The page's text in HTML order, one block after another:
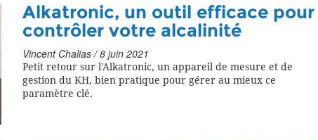
Alkatronic, un outil efficace pour
contrôler votre alcalinité
Vincent Chalias / 8 juin 2021
Petit retour sur l'Alkatronic, un appareil de mesure et de
gestion du KH, bien pratique pour gérer au mieux ce
paramètre clé.